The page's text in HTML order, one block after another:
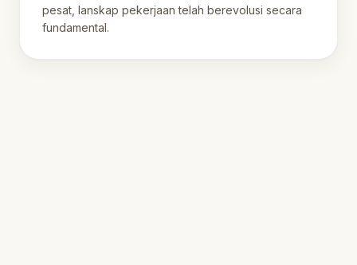
pesat, lanskap pekerjaan telah berevolusi secara
fundamental.